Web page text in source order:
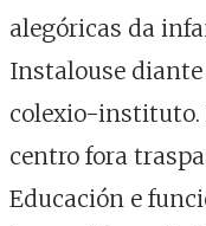
alegóricas da
Instalouse
colexio-instituto.
centro fora
Educación e